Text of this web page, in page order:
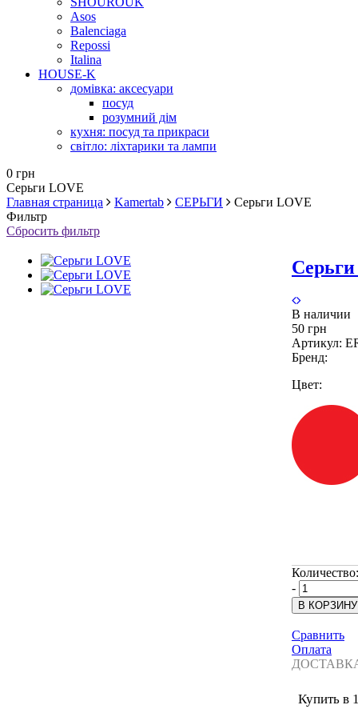
Asos
Balenciaga
Repossi
Italina
HOUSE-K
домівка: аксесуари
посуд
розумний дім
кухня: посуд та прикраси
світло: ліхтарики та лампи
0 грн
Серьги LOVE
Главная страница
Kamertab СЕРЬГИ
Серьги LOVE
Фильтр
Сбросить фильтр
В наличии
50 грн
Артикул:
Бренд:
Цвет:
Количество:
-
Сравнить
Оплата
Купить в